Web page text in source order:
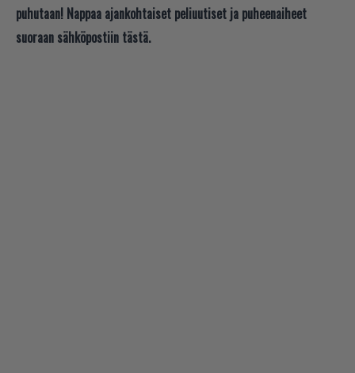
puhutaan! Nappaa ajankohtaiset peliuutiset ja puheenaiheet
suoraan sähköpostiin tästä.